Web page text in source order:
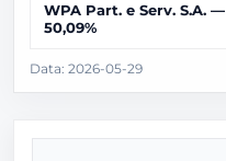
WPA Part. e Serv. S.A. —
50,09%
Data: 2026-05-29